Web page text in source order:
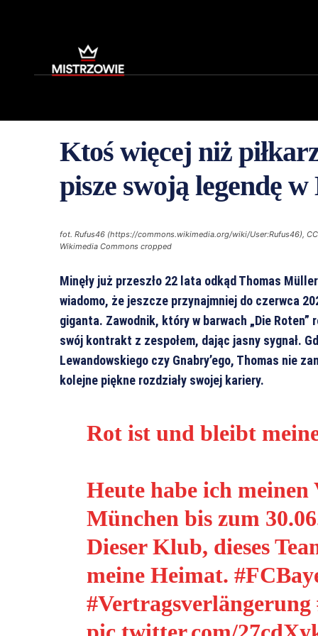
Ktoś więcej niż
pisze swoją legendę
fot. Rufus46 (https://commons.wikimedia.org/wiki/User:Rufus46),
Wikimedia Commons cropped
Minęły już przeszło 22 lata odkąd Thomas
wiadomo, że jeszcze przynajmniej do czerwca
giganta. Zawodnik, który w barwach „Die
swój kontrakt z zespołem, dając jasny sygnał.
Lewandowskiego czy Gnabry’ego, Thomas nie
kolejne piękne rozdziały swojej kariery.
Rot ist und bleibt
Heute habe ich
München bis zum
Dieser Klub, dieses
meine Heimat.
#Vertragsverlängerung